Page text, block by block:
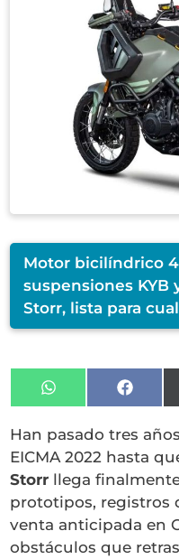
Motor bicilíndrico
suspensiones KYB
Storr, lista para
Compartir
en
WhatsApp
en
Han pasado tres
EICMA 2022 hasta
Storr llega
prototipos, registros
venta anticipada en
obstáculos que